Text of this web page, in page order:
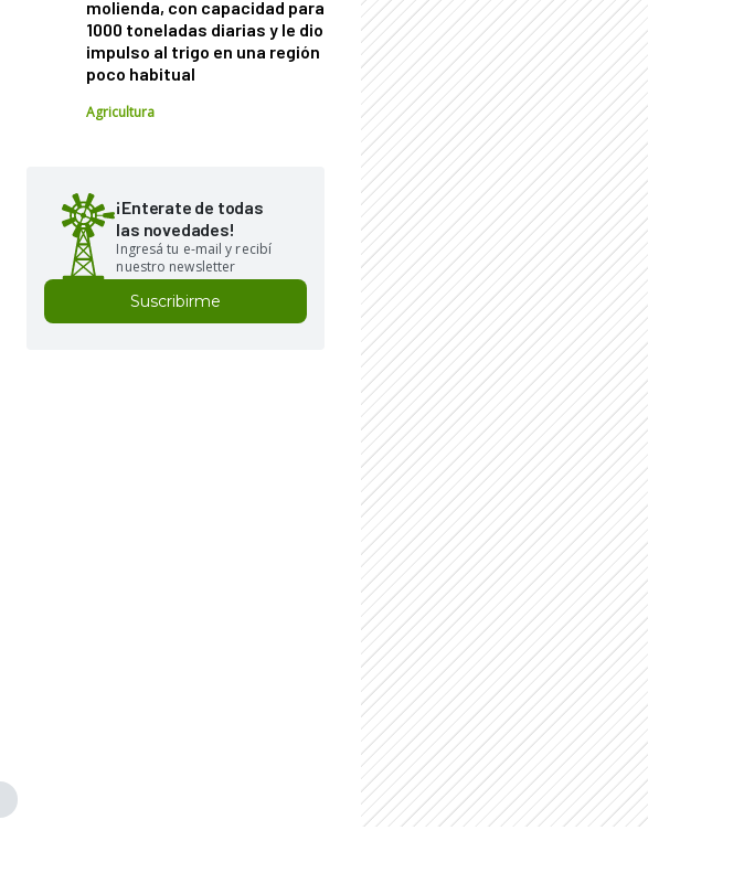
molienda, con capacidad para
1000 toneladas diarias y le dio
impulso al trigo en una región
poco habitual
Agricultura
¡Enterate de todas
las novedades!
Ingresá tu e-mail y recibí
nuestro newsletter
Suscribirme